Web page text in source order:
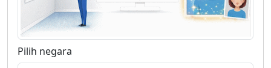
Pilih negara